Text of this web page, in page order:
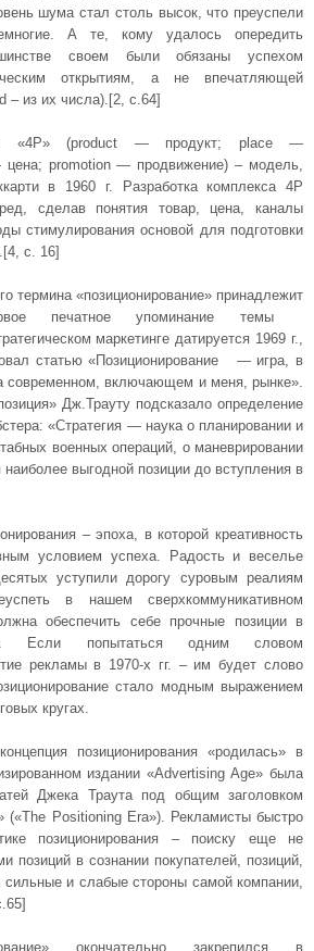
шума стал столь высок, что преуспели
А те, кому удалось опередить
своем были обязаны успехом
открытиям, а не впечатляющей
– из их числа).[2, с.64]
«4P» (product — продукт; place —
promotion — продвижение) – модель,
в 1960 г. Разработка комплекса 4Р
сделав понятия товар, цена, каналы
стимулирования основой для подготовки
с. 16]
термина «позиционирование» принадлежит
печатное упоминание темы
маркетинге датируется 1969 г.,
статью «Позиционирование — игра, в
современном, включающем и меня, рынке».
Дж.Трауту подсказало определение
«Стратегия — наука о планировании и
военных операций, о маневрировании
выгодной позиции до вступления в
– эпоха, в которой креативность
условием успеха. Радость и веселье
уступили дорогу суровым реалиям
в нашем сверхкоммуникативном
обеспечить себе прочные позиции в
Если попытаться одним словом
рекламы в 1970-х гг. – им будет слово
стало модным выражением
кругах.
позиционирования «родилась» в
издании «Advertising Age» была
Джека Траута под общим заголовком
(«The Positioning Era»). Рекламисты быстро
позиционирования – поиску еще не
позиций в сознании покупателей, позиций,
и слабые стороны самой компании,
окончательно закрепился в